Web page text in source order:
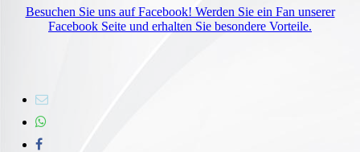
Besuchen Sie uns auf Facebook! Werden Sie ein Fan unserer
Facebook Seite und erhalten Sie besondere Vorteile.